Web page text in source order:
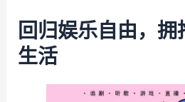
回归娱乐自由，
生活